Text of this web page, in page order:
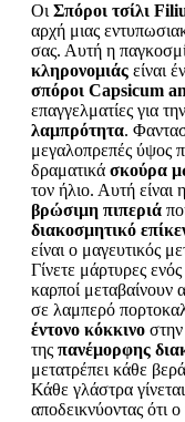
Οι Σπόροι τσίλι
αρχή μιας
σας. Αυτή η
κληρονομιάς είναι
σπόροι Capsicum
επαγγελματίες για την
λαμπρότητα.
μεγαλοπρεπές ύψος
δραματικά σκούρα
τον ήλιο. Αυτή είναι
βρώσιμη πιπεριά
διακοσμητικό
είναι ο μαγευτικός
Γίνετε μάρτυρες
καρποί μεταβαίνουν
σε λαμπερό
έντονο κόκκινο
της πανέμορφης
μετατρέπει κάθε
Κάθε γλάστρα
αποδεικνύοντας ότι